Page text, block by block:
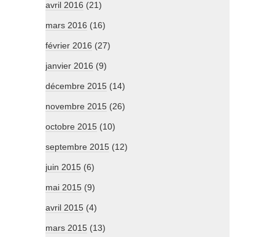
avril 2016 (21)
mars 2016 (16)
février 2016 (27)
janvier 2016 (9)
décembre 2015 (14)
novembre 2015 (26)
octobre 2015 (10)
septembre 2015 (12)
juin 2015 (6)
mai 2015 (9)
avril 2015 (4)
mars 2015 (13)